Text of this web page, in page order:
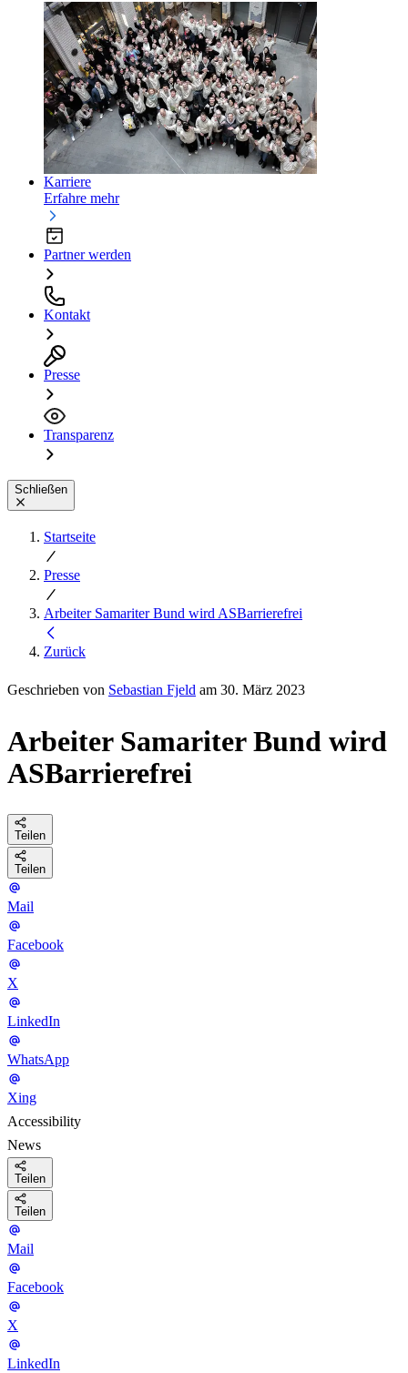
Karriere
Erfahre mehr
Partner werden
Kontakt
Presse
Transparenz
Schließen
Startseite
Presse
Arbeiter Samariter Bund wird ASBarrierefrei
Zurück
Geschrieben von Sebastian Fjeld am 30. März 2023
Arbeiter Samariter Bund wird
ASBarrierefrei
Teilen
Teilen
Mail
Facebook
X
LinkedIn
WhatsApp
Xing
Accessibility
News
Teilen
Teilen
Mail
Facebook
X
LinkedIn